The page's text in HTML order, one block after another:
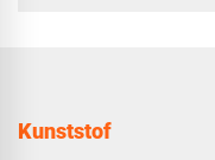
Kunststof